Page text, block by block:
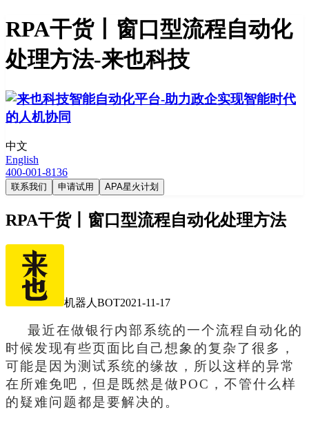
RPA干货丨窗口型流程自动化
处理方法-来也科技
中文
English
400-001-8136
联系我们 申请试用 APA星火计划
RPA干货丨窗口型流程自动化处理方法
机器人BOT2021-11-17
最近在做银行内部系统的一个流程自动化的
时候发现有些页面比自己想象的复杂了很多，
可能是因为测试系统的缘故，所以这样的异常
在所难免吧，但是既然是做POC，不管什么样
的疑难问题都是要解决的。